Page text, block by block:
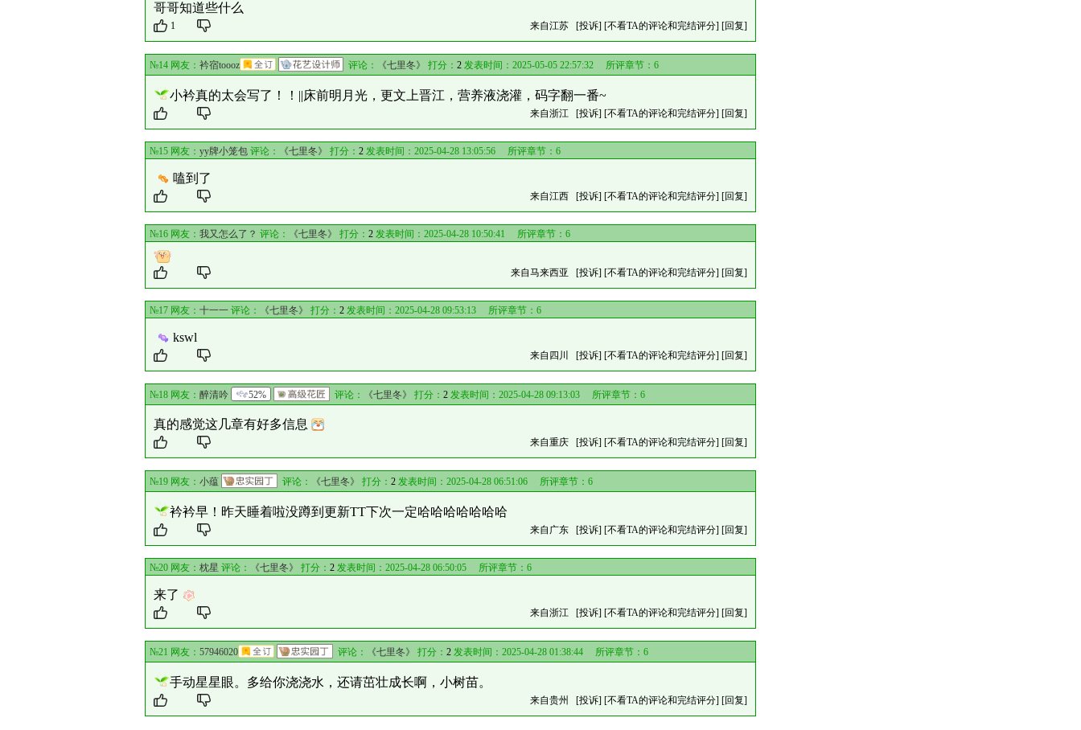
哥哥知道些什么
1 来自江苏 [投诉] [不看TA的评论和完结评分] [回复]
№14 网友： 衿宿toooz 评论： 《七里冬》 打分： 2发表时间：2025-05-05 22:57:32 所评章节： 6
小衿真的太会写了！！||床前明月光，更文上晋江，营养液浇灌，码字翻一番~
来自浙江 [投诉] [不看TA的评论和完结评分] [回复]
№15 网友： yy牌小笼包 评论： 《七里冬》 打分： 2 发表时间：2025-04-28 13:05:56 所评章节： 6
嗑到了
来自江西 [投诉] [不看TA的评论和完结评分] [回复]
№16 网友： 我又怎么了？ 评论： 《七里冬》 打分： 2 发表时间：2025-04-28 10:50:41 所评章节： 6
来自马来西亚 [投诉] [不看TA的评论和完结评分] [回复]
№17 网友： 十一一 评论： 《七里冬》 打分： 2 发表时间：2025-04-28 09:53:13 所评章节： 6
kswl
来自四川 [投诉] [不看TA的评论和完结评分] [回复]
№18 网友： 醉清吟 52% 评论： 《七里冬》 打分： 2发表时间：2025-04-28 09:13:03 所评章节： 6
真的感觉这几章有好多信息
来自重庆 [投诉] [不看TA的评论和完结评分] [回复]
№19 网友： 小蕴 评论： 《七里冬》 打分： 2发表时间：2025-04-28 06:51:06 所评章节： 6
衿衿早！昨天睡着啦没蹲到更新TT下次一定哈哈哈哈哈哈哈
来自广东 [投诉] [不看TA的评论和完结评分] [回复]
№20 网友： 枕星 评论： 《七里冬》 打分： 2 发表时间：2025-04-28 06:50:05 所评章节： 6
来了
来自浙江 [投诉] [不看TA的评论和完结评分] [回复]
№21 网友： 57946020 评论： 《七里冬》 打分： 2发表时间：2025-04-28 01:38:44 所评章节： 6
手动星星眼。多给你浇浇水，还请茁壮成长啊，小树苗。
来自贵州 [投诉] [不看TA的评论和完结评分] [回复]